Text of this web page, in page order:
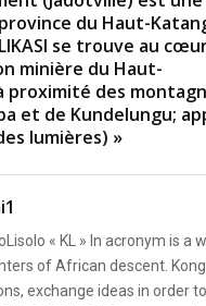
du Haut-
se trouve au
minière du Haut-
proximité des
et de Kundelungu;
lumières) »
« KL » In acronym is
of African descent.
exchange ideas in order